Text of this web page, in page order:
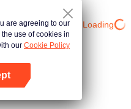
Loading…
are agreeing to our
the use of cookies in
our Cookie Policy.